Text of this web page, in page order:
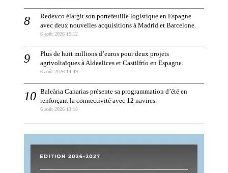
Redevco élargit son portefeuille logistique en Espagne
avec deux nouvelles acquisitions à Madrid et Barcelone.
6 août 2026 15:12
Plus de huit millions d’euros pour deux projets
agrivoltaïques à Aldealices et Castilfrío en Espagne.
6 août 2026 14:49
Baleària Canarias présente sa programmation d’été en
renforçant la connectivité avec 12 navires.
6 août 2026 13:16